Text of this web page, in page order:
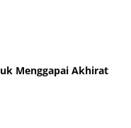
Menggapai Akhirat